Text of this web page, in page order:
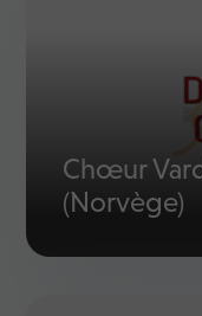
Chœur
(Norvège)